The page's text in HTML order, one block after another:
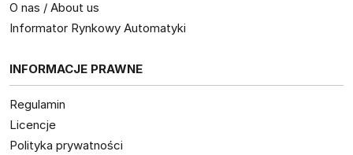
O nas / About us
Informator Rynkowy Automatyki
INFORMACJE PRAWNE
Regulamin
Licencje
Polityka prywatności